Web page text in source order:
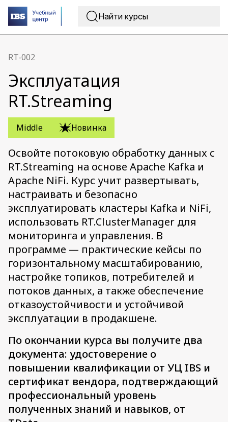
RT-002
Эксплуатация
RT.Streaming
Middle Новинка
Освойте потоковую обработку данных с
RT.Streaming на основе Apache Kafka и
Apache NiFi. Курс учит развертывать,
настраивать и безопасно
эксплуатировать кластеры Kafka и NiFi,
использовать RT.ClusterManager для
мониторинга и управления. В
программе — практические кейсы по
горизонтальному масштабированию,
настройке топиков, потребителей и
потоков данных, а также обеспечение
отказоустойчивости и устойчивой
эксплуатации в продакшене.
По окончании курса вы получите два
документа: удостоверение о
повышении квалификации от УЦ IBS и
сертификат вендора, подтверждающий
профессиональный уровень
полученных знаний и навыков, от